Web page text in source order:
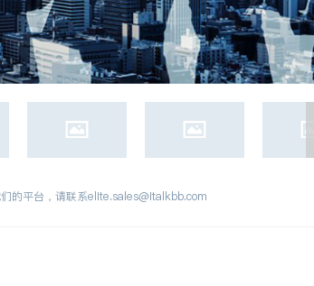
的平台，请联系elite.sales@italkbb.com